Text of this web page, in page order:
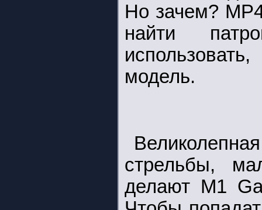
Но зачем?
найти
модель.
стрельбы,
делают M1